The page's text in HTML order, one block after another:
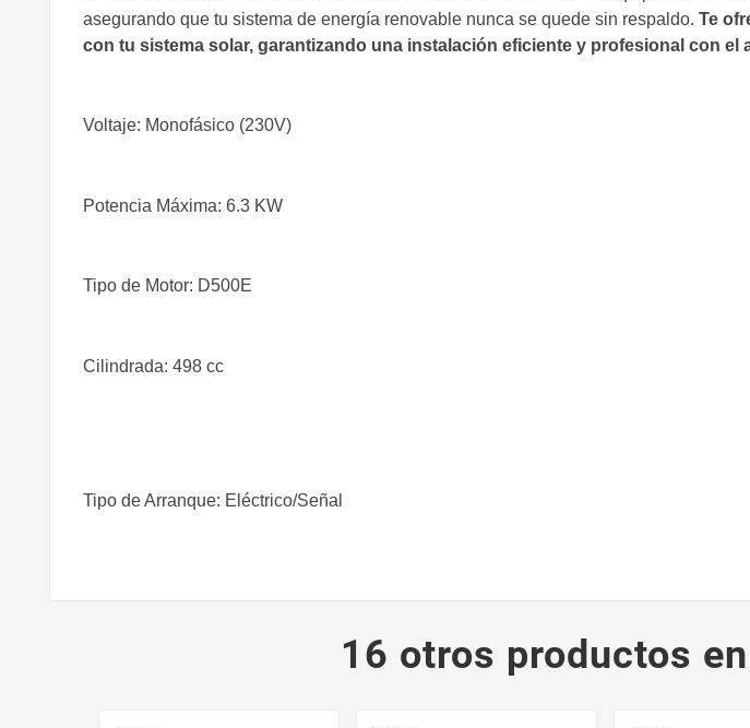
asegurando que tu sistema de energía renovable nunca se quede sin respaldo. Te
con tu sistema solar, garantizando una instalación eficiente y profesional con el
Voltaje: Monofásico (230V)
Potencia Máxima: 6.3 KW
Tipo de Motor: D500E
Cilindrada: 498 cc
Tipo de Arranque: Eléctrico/Señal
16 otros productos